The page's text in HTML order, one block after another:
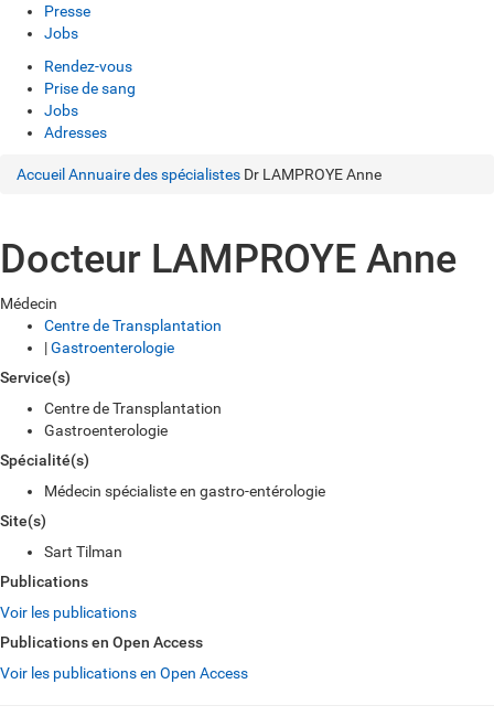
Presse
Jobs
Rendez-vous
Prise de sang
Jobs
Adresses
Accueil Annuaire des spécialistes Dr LAMPROYE Anne
Docteur LAMPROYE Anne
Médecin
Centre de Transplantation
|Gastroenterologie
Service(s)
Centre de Transplantation
Gastroenterologie
Spécialité(s)
Médecin spécialiste en gastro-entérologie
Site(s)
Sart Tilman
Publications
Voir les publications
Publications en Open Access
Voir les publications en Open Access